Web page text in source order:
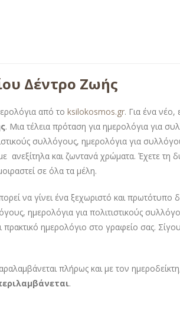
Δέντρο Ζωής
από το ksilokosmos.gr. Για ένα νέο,
. Μια τέλεια πρόταση για ημερολόγια για
συλλόγους, ημερολόγια για
και ζωντανά χρώματα. Έχετε τη
σε όλα τα μέλη.
να γίνει ένα ξεχωριστό και πρωτότυπο
ημερολόγια για πολιτιστικούς
ημερολόγιο στο γραφείο σας.
πλήρως και με τον
.